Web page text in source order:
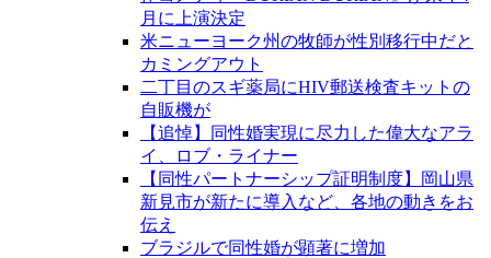
月に上演決定
米ニューヨーク州の牧師が性別移行中だと
カミングアウト
二丁目のスギ薬局にHIV郵送検査キットの
自販機が
【追悼】同性婚実現に尽力した偉大なアラ
イ、ロブ・ライナー
【同性パートナーシップ証明制度】岡山県
新見市が新たに導入など、各地の動きをお
伝え
ブラジルで同性婚が顕著に増加